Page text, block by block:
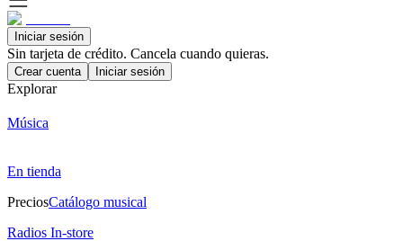
Iniciar sesión
Sin tarjeta de crédito. Cancela cuando quieras.
Crear cuenta Iniciar sesión
Explorar
Música
En tienda
PreciosCatálogo musical
Radios In-store